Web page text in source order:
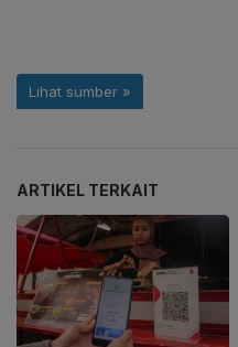
ARTIKEL TERKAIT